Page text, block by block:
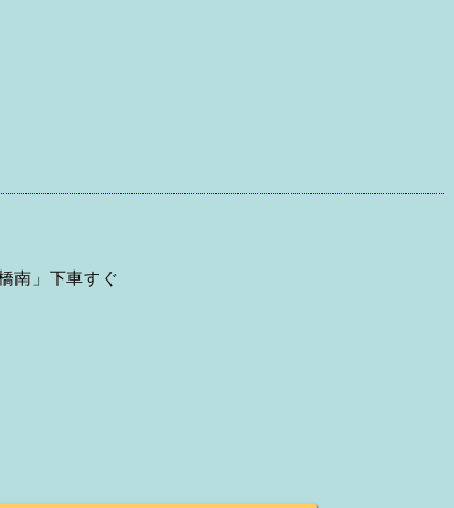
南」下車すぐ